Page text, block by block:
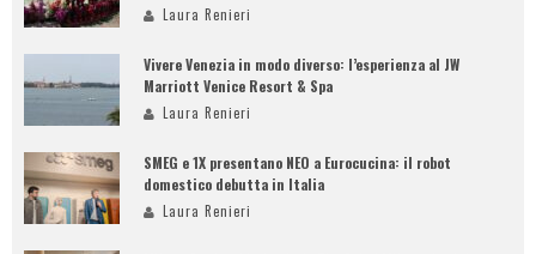
Laura Renieri
Vivere Venezia in modo diverso: l’esperienza al JW
Marriott Venice Resort & Spa
Laura Renieri
SMEG e 1X presentano NEO a Eurocucina: il robot
domestico debutta in Italia
Laura Renieri